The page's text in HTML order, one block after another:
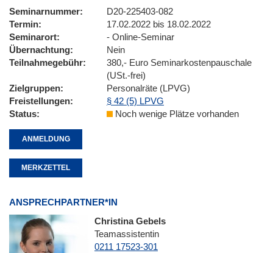
Seminarnummer
D20-225403-082
Termin
17.02.2022 bis 18.02.2022
Seminarort
- Online-Seminar
Übernachtung
Nein
Teilnahmegebühr
380,- Euro Seminarkostenpauschale
(USt.-frei)
Zielgruppen
Personalräte (LPVG)
Freistellungen
§ 42 (5) LPVG
Status
Noch wenige Plätze vorhanden
ANMELDUNG
MERKZETTEL
ANSPRECHPARTNER*IN
Christina Gebels
Teamassistentin
0211 17523-301